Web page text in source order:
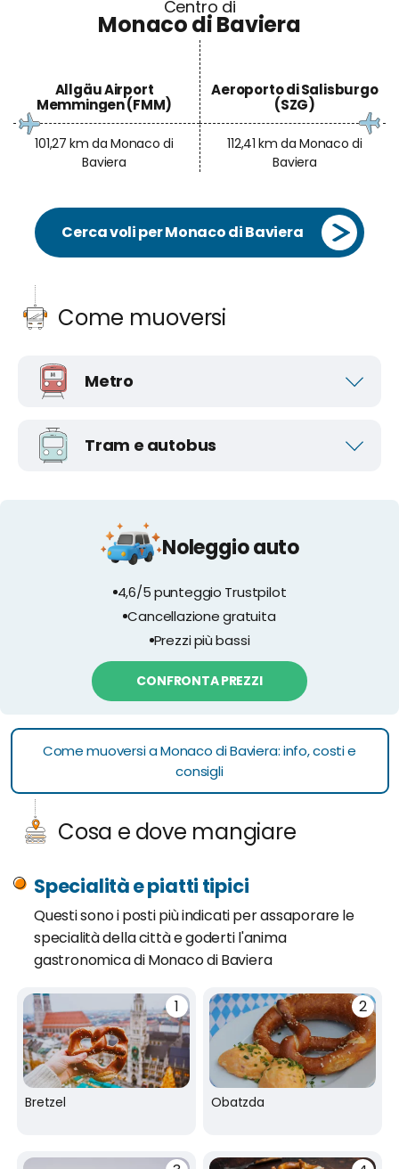
Allgäu Airport
Memmingen (FMM)
101,27 km da Monaco di
Baviera
Aeroporto di Salisburgo
(SZG)
112,41 km da Monaco di
Baviera
Cerca voli per Monaco di Baviera
Come muoversi
Metro
Tram e autobus
Noleggio auto
4,6/5 punteggio Trustpilot
Cancellazione gratuita
Prezzi più bassi
CONFRONTA PREZZI
Come muoversi a Monaco di Baviera: info, costi e
consigli
Cosa e dove mangiare
Specialità e piatti tipici
Questi sono i posti più indicati per assaporare le
specialità della città e goderti l'anima
gastronomica di Monaco di Baviera
Bretzel Obatzda